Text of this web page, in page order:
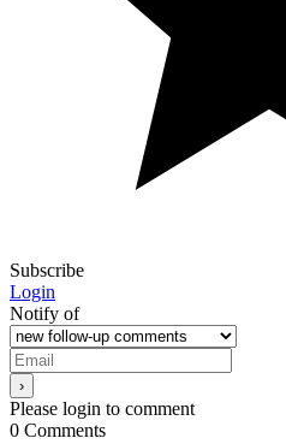
Subscribe
Login
Notify of
Please login to comment
0 Comments